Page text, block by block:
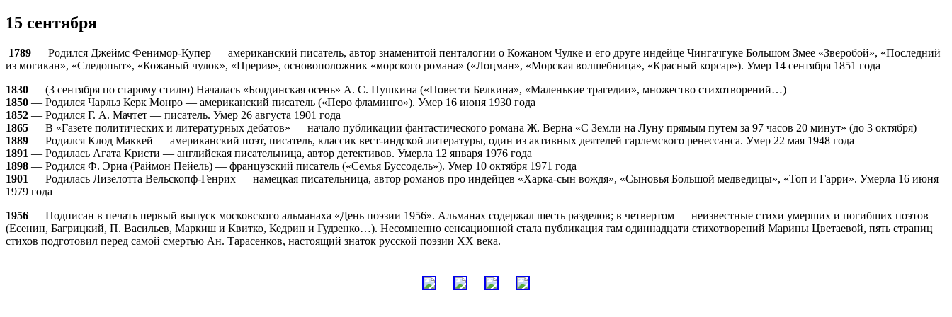
15 сентября
1789 — Родился Джеймс Фенимор-Купер — американский писатель, автор знаменитой пенталогии о Кожаном Чулке и его друге индейце Чингачгуке Большом Змее «Зверобой», «Последний
из могикан», «Следопыт», «Кожаный чулок», «Прерия», основоположник «морского романа» («Лоцман», «Морская волшебница», «Красный корсар»). Умер 14 сентября 1851 года
1830 — (3 сентября по старому стилю) Началась «Болдинская осень» А. С. Пушкина («Повести Белкина», «Маленькие трагедии», множество стихотворений…)
1850 — Родился Чарльз Керк Монро — американский писатель («Перо фламинго»). Умер 16 июня 1930 года
1852 — Родился Г. А. Мачтет — писатель. Умер 26 августа 1901 года
1865 — В «Газете политических и литературных дебатов» — начало публикации фантастического романа Ж. Верна «С Земли на Луну прямым путем за 97 часов 20 минут» (до 3 октября)
1889 — Родился Клод Маккей — американский поэт, писатель, классик вест-индской литературы, один из активных деятелей гарлемского ренессанса. Умер 22 мая 1948 года
1891 — Родилась Агата Кристи — английская писательница, автор детективов. Умерла 12 января 1976 года
1898 — Родился Ф. Эриа (Раймон Пейель) — французский писатель («Семья Буссодель»). Умер 10 октября 1971 года
1901 — Родилась Лизелотта Вельскопф-Генрих — намецкая писательница, автор романов про индейцев «Харка-сын вождя», «Сыновья Большой медведицы», «Топ и Гарри». Умерла 16 июня
1979 года
1956 — Подписан в печать первый выпуск московского альманаха «День поэзии 1956». Альманах содержал шесть разделов; в четвертом — неизвестные стихи умерших и погибших поэтов
(Есенин, Багрицкий, П. Васильев, Маркиш и Квитко, Кедрин и Гудзенко…). Несомненно сенсационной стала публикация там одиннадцати стихотворений Марины Цветаевой, пять страниц
стихов подготовил перед самой смертью Ан. Тарасенков, настоящий знаток русской поэзии XX века.